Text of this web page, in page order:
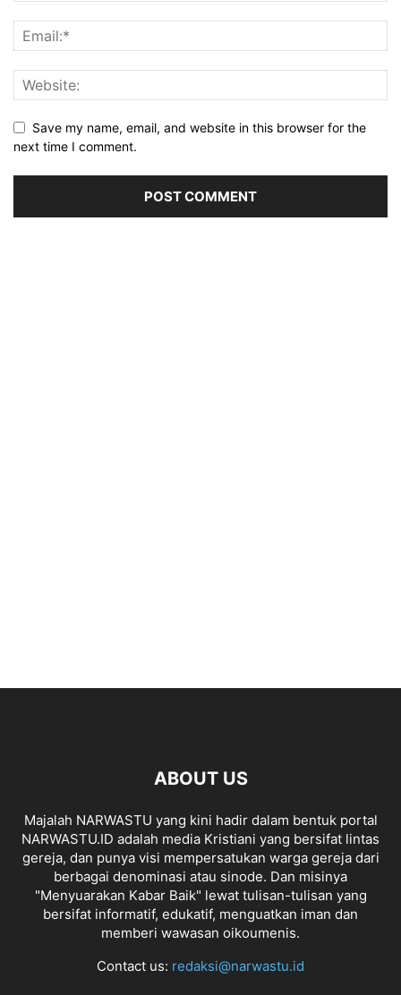
Save my name, email, and website in this browser for the
next time I comment.
ABOUT US
Majalah NARWASTU yang kini hadir dalam bentuk portal
NARWASTU.ID adalah media Kristiani yang bersifat lintas
gereja, dan punya visi mempersatukan warga gereja dari
berbagai denominasi atau sinode. Dan misinya
"Menyuarakan Kabar Baik" lewat tulisan-tulisan yang
bersifat informatif, edukatif, menguatkan iman dan
memberi wawasan oikoumenis.
Contact us: redaksi@narwastu.id